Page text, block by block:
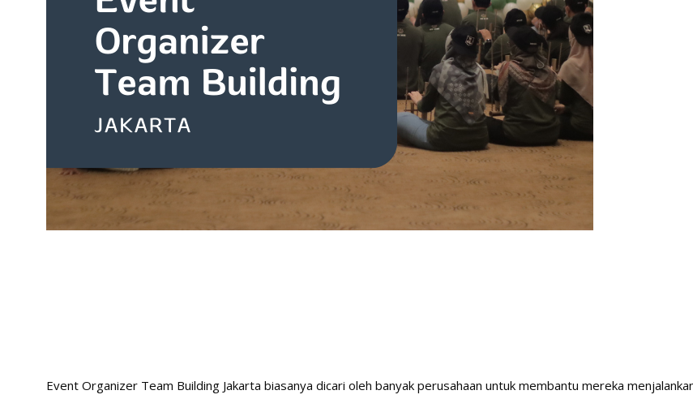
Event Organizer Team Building Jakarta biasanya dicari oleh banyak perusahaan untuk membantu mereka